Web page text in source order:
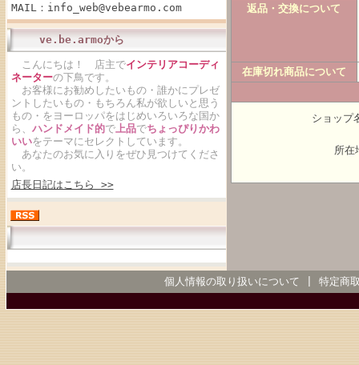
MAIL：info_web@vebearmo.com
ve.be.armoから
こんにちは！ 店主でインテリアコーディ
ネーターの下鳥です。
お客様にお勧めしたいもの・誰かにプレゼ
ントしたいもの・もちろん私が欲しいと思う
もの・をヨーロッパをはじめいろいろな国か
ら、 ハンドメイド的で上品でちょっぴりかわ
いいをテーマにセレクトしています。
あなたのお気に入りをぜひ見つけてくださ
い。
店長日記はこちら >>
返品・交換について
在庫切れ商品について
ショッ
所在
個人情報の取り扱いについて 特定商